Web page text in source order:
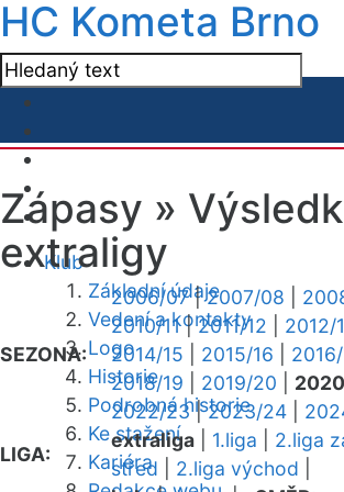
HC Kometa Brno
Klub
Základní údaje
Vedení a kontakty
Logo
Historie
Podrobná historie
Ke stažení
Kariéra
Zápasy »
extraligy
SEZONA:
2006/07|2007/08
2010/11|2011/12 2012/
2014/15
2015/16
2018/19
2019/20
2022/23|2023/24
LIGA:
extraliga 1.liga 2.liga
střed
2.liga východ